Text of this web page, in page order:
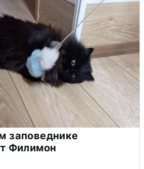
заповеднике
Филимон